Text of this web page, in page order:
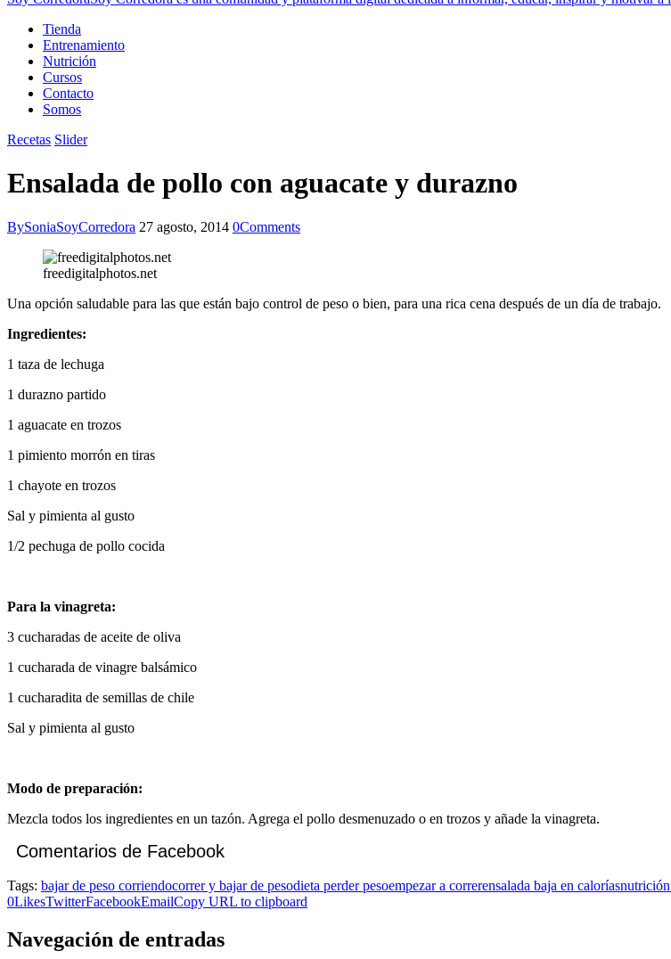
Tienda
Entrenamiento
Nutrición
Cursos
Contacto
Somos
Recetas Slider
Ensalada de pollo con aguacate y durazno
BySoniaSoyCorredora 27 agosto, 2014 0Comments
freedigitalphotos.net
Una opción saludable para las que están bajo control de peso o bien, para una rica cena después de un día de trabajo.
Ingredientes:
1 taza de lechuga
1 durazno partido
1 aguacate en trozos
1 pimiento morrón en tiras
1 chayote en trozos
Sal y pimienta al gusto
1/2 pechuga de pollo cocida
Para la vinagreta:
3 cucharadas de aceite de oliva
1 cucharada de vinagre balsámico
1 cucharadita de semillas de chile
Sal y pimienta al gusto
Modo de preparación:
Mezcla todos los ingredientes en un tazón. Agrega el pollo desmenuzado o en trozos y añade la vinagreta.
Comentarios de Facebook
Tags: bajar de peso corriendocorrer y bajar de pesodieta perder pesoempezar a correrensalada baja en calorías
0LikesTwitterFacebookEmailCopy URL to clipboard
Navegación de entradas